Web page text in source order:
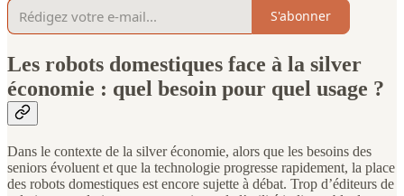
S'abonner
Les robots domestiques face à la silver
économie : quel besoin pour quel usage ?
Dans le contexte de la silver économie, alors que les besoins des
seniors évoluent et que la technologie progresse rapidement, la place
des robots domestiques est encore sujette à débat. Trop d’éditeurs de